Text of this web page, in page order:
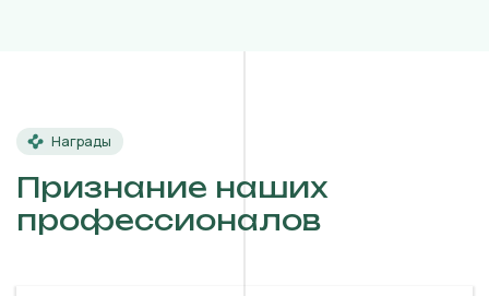
Награды
Признание наших
профессионалов